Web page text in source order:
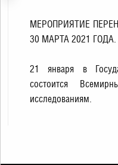
МЕРОПРИЯТИЕ
30 МАРТА 2021 ГОДА.
21 января в
состоится
исследованиям.